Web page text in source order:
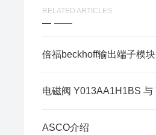
RELATED ARTICLES
倍福beckhoff输出端子模块
ASCO介绍